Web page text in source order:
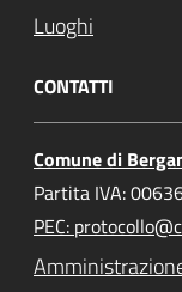
Luoghi
CONTATTI
Comune di
Partita IVA:
PEC: